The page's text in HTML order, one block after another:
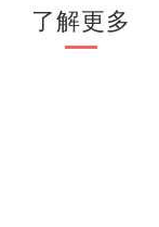
了解更多